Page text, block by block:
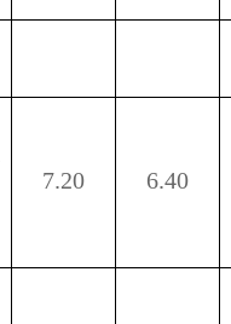
7.20 6.40